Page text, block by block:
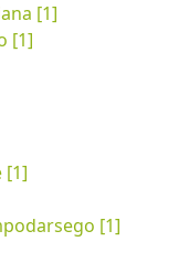
[1]
[1]
[1]
[1]